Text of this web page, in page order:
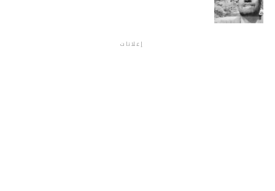
إعلانات